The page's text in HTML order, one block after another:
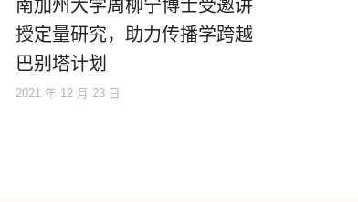
南加州大学周柳宁博士受邀讲
授定量研究，助力传播学跨越
巴别塔计划
2021 年 12 月 23 日